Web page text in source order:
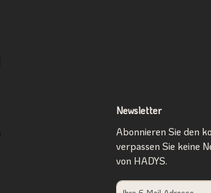
Newsletter
Abonnieren Sie den
verpassen Sie keine
von HADYS.